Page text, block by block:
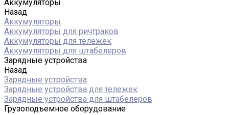
Аккумуляторы
Назад
Аккумуляторы
Аккумуляторы для ричтраков
Аккумуляторы для тележек
Аккумуляторы для штабелеров
Зарядные устройства
Назад
Зарядные устройства
Зарядные устройства для тележек
Зарядные устройства для штабелеров
Грузоподъемное оборудование